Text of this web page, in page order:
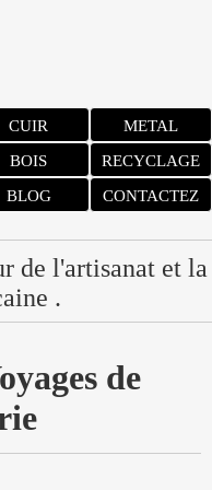
CUIR
METAL
BOIS
RECYCLAGE
BLOG CONTACTEZ
de l'artisanat et la
.
de